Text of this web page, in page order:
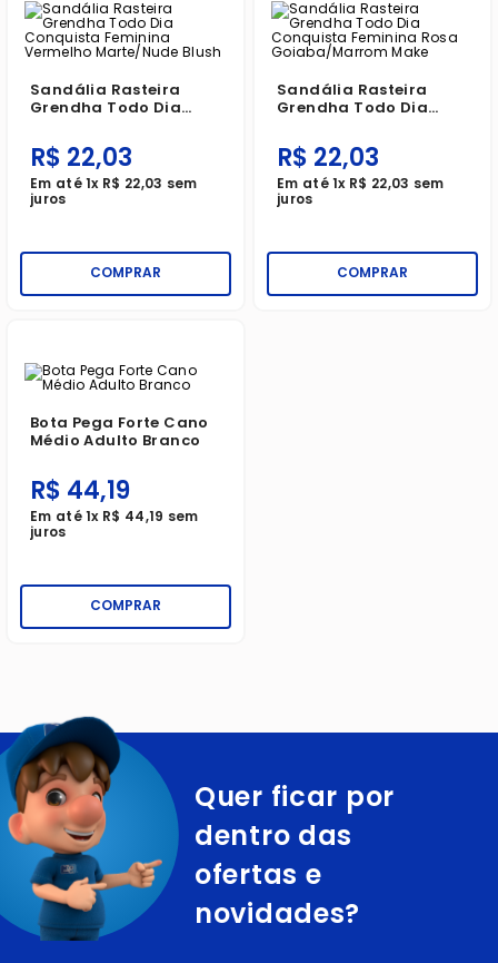
Sandália Rasteira
Grendha Todo Dia
Vermelho Marte/Nude
Blush
R$ 22,03
Em até1x R$ 22,03 sem
juros
COMPRAR
Sandália Rasteira
Grendha Todo Dia
Rosa Goiaba/Marrom
Make
R$ 22,03
Em até1x R$ 22,03 sem
juros
COMPRAR
Bota Pega Forte Cano
Médio Adulto Branco
R$ 44,19
Em até1x R$ 44,19 sem
juros
COMPRAR
Quer ficar por
dentro das
ofertas e
novidades?